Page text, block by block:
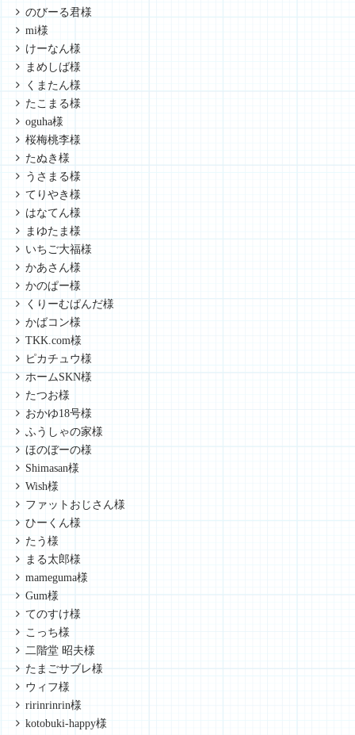
のびーる君様
mi様
けーなん様
まめしば様
くまたん様
たこまる様
oguha様
桜梅桃李様
たぬき様
うさまる様
てりやき様
はなてん様
まゆたま様
いちご大福様
かあさん様
かのぱー様
くりーむぱんだ様
かばコン様
TKK.com様
ピカチュウ様
ホームSKN様
たつお様
おかゆ18号様
ふうしゃの家様
ほのぼーの様
Shimasan様
Wish様
ファットおじさん様
ひーくん様
たう様
まる太郎様
mameguma様
Gum様
てのすけ様
こっち様
二階堂 昭夫様
たまごサブレ様
ウィフ様
ririnrinrin様
kotobuki-happy様